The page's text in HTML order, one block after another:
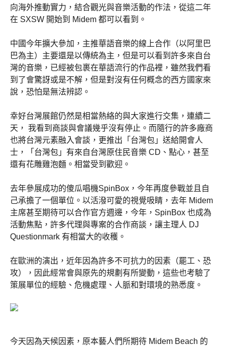
向海外推動實力，結合觀光與音樂活動的作法，從這二年
在 SXSW 開始到 Midem 都可以看到。
中國今年擴大參加，主推華語音樂的線上合作（以阿里巴
巴為主）主要還是以傳統為主，但是可以看到許多來自台
灣的音樂，已經被包裹在華語流行的作品裡，雖然我們看
到了會驚訝或是不解，但是對沒有任何概念的西方國家來
說，恐怕是無法辨認。
幸好台灣展館仍然是相當熱絡的與大家進行交集，連續二
天， 我看到商談與會議幾乎沒有停止。而隨行的許多廠商
也將台灣元素融入會談，更推出「台灣包」送給開會人
士，「台灣包」有來自台灣原住民音樂 CD、點心，甚至
還有花雕雞泡麵。相當受到歡迎。
去年參展成功的傻瓜唱機SpinBox，今年再度參戰並且自
己承擔了一個單位。以活潑可愛的視覺吸睛，去年 Midem
主席甚至期待可以合作官方週邊，今年，SpinBox 也成為
活動焦點，許多代理與專案的合作商談，讓主理人 DJ
Questionmark 有相當大的收穫。
在歐洲的演出，近年因為許多不可抗力的因素（罷工、恐
攻），因此經常會與原先的規劃有所變動，這些也考驗了
策展單位的經驗、危機處理、人脈和對環境的熟悉度。
今天因為天候因素，原本藝人們所期待 Midem Beach 的